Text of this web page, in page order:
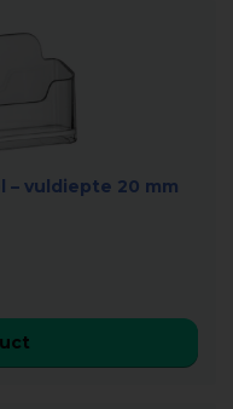
vuldiepte 20 mm